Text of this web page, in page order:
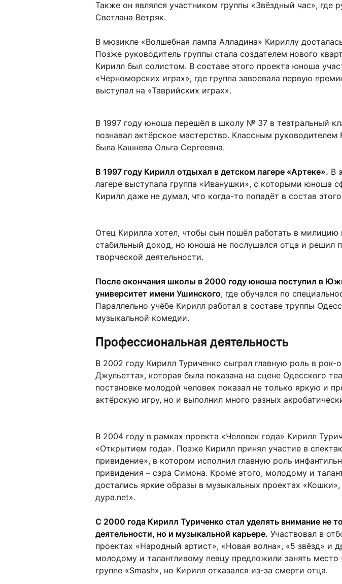
Также он являлся участником группы «Звёздный час», где
Светлана Ветряк.
В мюзикле «Волшебная лампа Алладина» Кириллу
Позже руководитель группы стала создателем нового
Кирилл был солистом. В составе этого проекта юноша
«Черноморских играх», где группа завоевала первую
выступал на «Таврийских играх».
В 1997 году юноша перешёл в школу № 37 в театральный
познавал актёрское мастерство. Классным руководителем
была Кашнева Ольга Сергеевна.
В 1997 году Кирилл отдыхал в детском лагере «Артеке». В
лагере выступала группа «Иванушки», с которыми юноша
Кирилл даже не думал, что когда-то попадёт в состав
Отец Кирилла хотел, чтобы сын пошёл работать в
стабильный доход, но юноша не послушался отца и решил
творческой деятельности.
После окончания школы в 2000 году юноша поступил в
университет имени Ушинского, где обучался по
Параллельно учёбе Кирилл работал в составе труппы
музыкальной комедии.
Профессиональная деятельность
В 2002 году Кирилл Туриченко сыграл главную роль в рок-
Джульетта», которая была показана на сцене Одесского
постановке молодой человек показал не только яркую и
актёрскую игру, но и выполнил много разных
В 2004 году в рамках проекта «Человек года» Кирилл
«Открытием года». Позже Кирилл принял участие в
привидение», в котором исполнил главную роль
привидения – сэра Симона. Кроме этого, молодому и
достались яркие образы в музыкальных проектах
дура.net».
С 2000 года Кирилл Туриченко стал уделять внимание не
деятельности, но и музыкальной карьере. Участвовал в
проектах «Народный артист», «Новая волна», «5 звёзд» и
молодому и талантливому певцу предложили занять место
группе «Smash», но Кирилл отказался из-за смерти отца.